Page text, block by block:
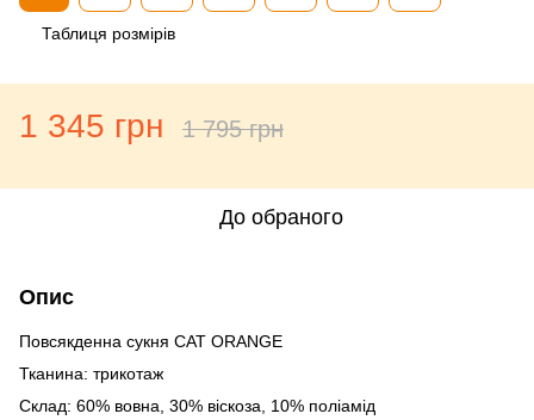
Таблиця розмірів
1 345 грн 1 795 грн
До обраного
Опис
Повсякденна сукня CAT ORANGE
Тканина: трикотаж
Склад: 60% вовна, 30% віскоза, 10% поліамід